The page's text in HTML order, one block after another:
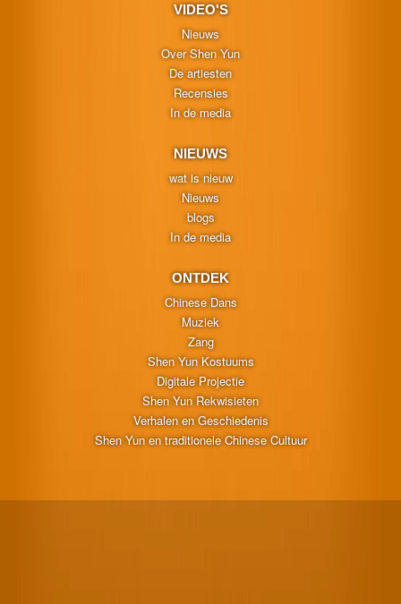
VIDEO'S
Nieuws
Over Shen Yun
De artiesten
Recensies
In de media
NIEUWS
wat is nieuw
Nieuws
blogs
In de media
ONTDEK
Chinese Dans
Muziek
Zang
Shen Yun Kostuums
Digitale Projectie
Shen Yun Rekwisieten
Verhalen en Geschiedenis
Shen Yun en traditionele Chinese Cultuur